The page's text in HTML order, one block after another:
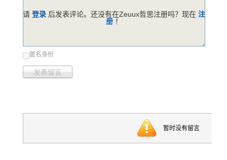
匿名身份
发表留言
请 登录 后发表评论。还没有在Zeuux哲思注册吗？现在 注
册 ！
暂时没有留言